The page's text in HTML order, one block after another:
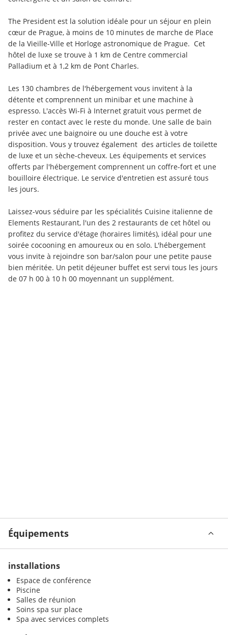
The President est la solution idéale pour un séjour en plein
cœur de Prague, à moins de 10 minutes de marche de Place
de la Vieille-Ville et Horloge astronomique de Prague.  Cet
hôtel de luxe se trouve à 1 km de Centre commercial
Palladium et à 1,2 km de Pont Charles.
Les 130 chambres de l'hébergement vous invitent à la
détente et comprennent un minibar et une machine à
espresso. L'accès Wi-Fi à Internet gratuit vous permet de
rester en contact avec le reste du monde. Une salle de bain
privée avec une baignoire ou une douche est à votre
disposition. Vous y trouvez également  des articles de toilette
de luxe et un sèche-cheveux. Les équipements et services
offerts par l'hébergement comprennent un coffre-fort et une
bouilloire électrique. Le service d'entretien est assuré tous
les jours.
Laissez-vous séduire par les spécialités Cuisine italienne de
Elements Restaurant, l'un des 2 restaurants de cet hôtel ou
profitez du service d'étage (horaires limités), idéal pour une
soirée cocooning en amoureux ou en solo. L'hébergement
vous invite à rejoindre son bar/salon pour une petite pause
bien méritée. Un petit déjeuner buffet est servi tous les jours
de 07 h 00 à 10 h 00 moyennant un supplément.
Équipements
installations
Espace de conférence
Piscine
Salles de réunion
Soins spa sur place
Spa avec services complets